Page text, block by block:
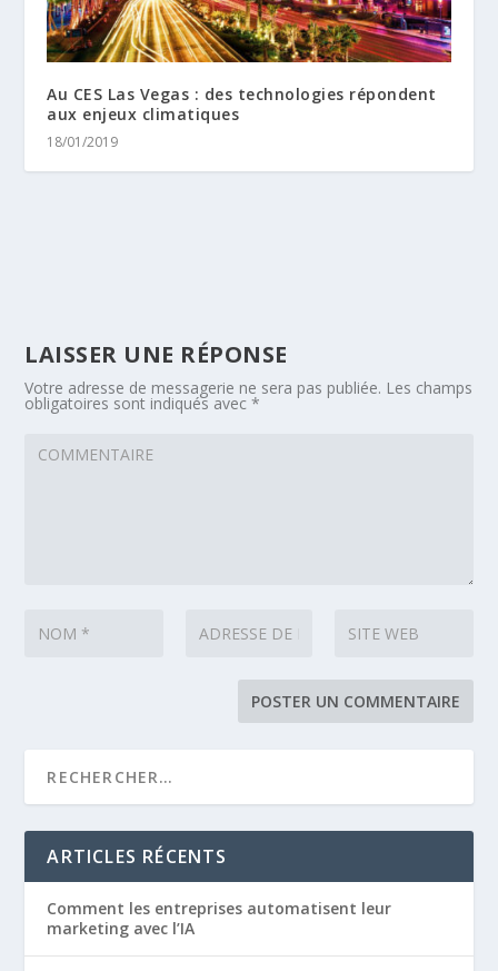
Au CES Las Vegas : des technologies répondent
aux enjeux climatiques
18/01/2019
LAISSER UNE RÉPONSE
Votre adresse de messagerie ne sera pas publiée. Les champs
obligatoires sont indiqués avec*
ARTICLES RÉCENTS
Comment les entreprises automatisent leur
marketing avec l’IA